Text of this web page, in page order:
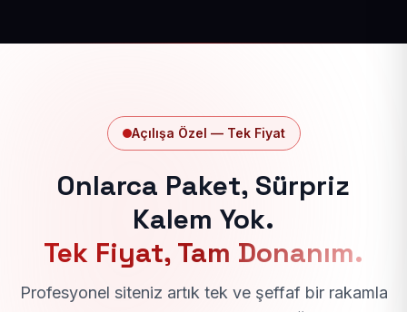
Açılışa Özel — Tek Fiyat
Onlarca Paket, Sürpriz
Kalem Yok.
Tek Fiyat, Tam Donanım.
Profesyonel siteniz artık tek ve şeffaf bir rakamla